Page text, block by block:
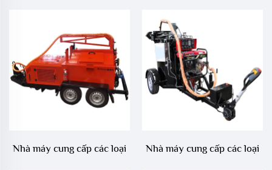
mặt đường, LS-500QY với
máy nén khí
asphalt trong sửa chữa mặt
đường, LS-400ZJ
Nhà máy cung cấp các loại
Nhà máy cung cấp các loại